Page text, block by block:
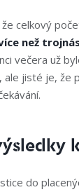
celkový
než
večera už
jisté je, že
do